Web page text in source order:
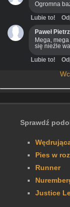
Ogromna
Lubie to!
Paweł
Mega,
się nieźle
Lubie to!
Sprawdź
Pies w
Runner
Justice